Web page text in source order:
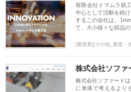
有限会社イマムラ鉄
中心として活動を続
するこの会社は、
て、大小様々な部品
[製造業][その他_製造・
株式会社ソファ
株式会社ソファード
に単体で考えるより